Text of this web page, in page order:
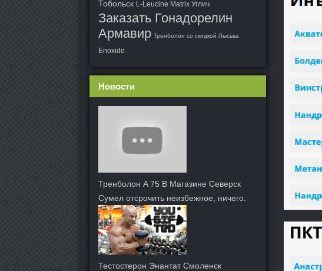
Тобольск L-Leucine Matrix Углич
Заказать Гонадорелин
Армавир Тренболон со скидкой Лысьва
Enoxide
Новости
Тренболон A 75 В Магазине Северск
Сумел отсрочить неизбежное, ничего.
Тестостерон Энантат Смоленск